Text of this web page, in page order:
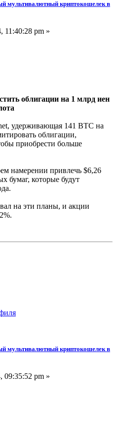
мультивалютный криптокошелек в
11:40:28 pm »
облигации на 1 млрд иен
удерживающая 141 BTC на
облигации,
приобрести больше
намерении привлечь $6,26
бумаг, которые будут
на эти планы, и акции
мультивалютный криптокошелек в
pm »